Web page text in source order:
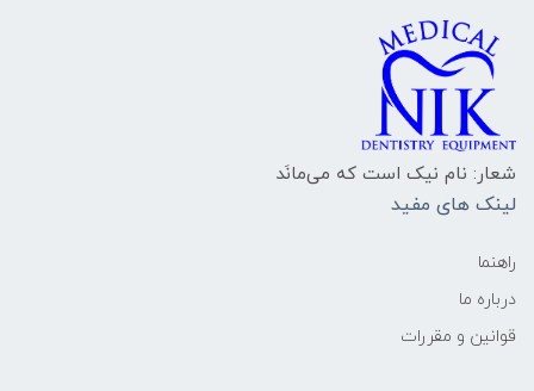
شعار: نام نیک است که می‌مانَد
لینک های مفید
راهنما
درباره ما
قوانین و مقررات